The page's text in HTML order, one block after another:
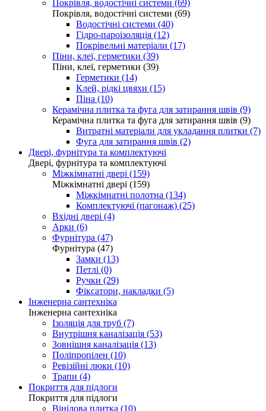
Покрівля, водостічні системи (69)
Покрівля, водостічні системи (69)
Водостічні системи (40)
Гідро-пароізоляція (12)
Покрівельні матеріали (17)
Піни, клеї, герметики (39)
Піни, клеї, герметики (39)
Герметики (14)
Клей, рідкі цвяхи (15)
Піна (10)
Керамічна плитка та фуга для затирання швів (9)
Керамічна плитка та фуга для затирання швів (9)
Витратні матеріали для укладання плитки (7)
Фуга для затирання швів (2)
Двері, фурнітура та комплектуючі
Двері, фурнітура та комплектуючі
Міжкімнатні двері (159)
Міжкімнатні двері (159)
Міжкімнатні полотна (134)
Комплектуючі (пагонаж) (25)
Вхідні двері (4)
Арки (6)
Фурнітура (47)
Фурнітура (47)
Замки (13)
Петлі (0)
Ручки (29)
Фіксатори, накладки (5)
Інженерна сантехніка
Інженерна сантехніка
Ізоляція для труб (7)
Внутрішня каналізація (53)
Зовнішня каналізація (13)
Поліпропілен (10)
Ревізійні люки (10)
Трапи (4)
Покриття для підлоги
Покриття для підлоги
Вінілова плитка (10)